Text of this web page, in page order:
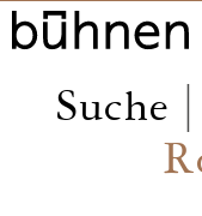
Suche